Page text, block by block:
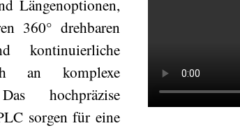
Längenoptionen,
360° drehbaren
kontinuierliche
an komplexe
hochpräzise
sorgen für eine